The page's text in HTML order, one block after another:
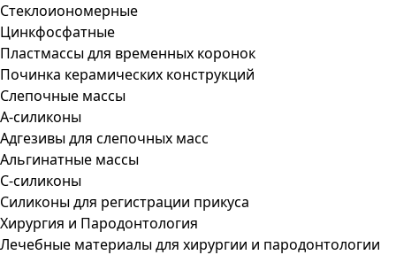
Стеклоиономерные
Цинкфосфатные
Пластмассы для временных коронок
Починка керамических конструкций
Слепочные массы
А-силиконы
Адгезивы для слепочных масс
Альгинатные массы
С-силиконы
Силиконы для регистрации прикуса
Хирургия и Пародонтология
Лечебные материалы для хирургии и пародонтологии